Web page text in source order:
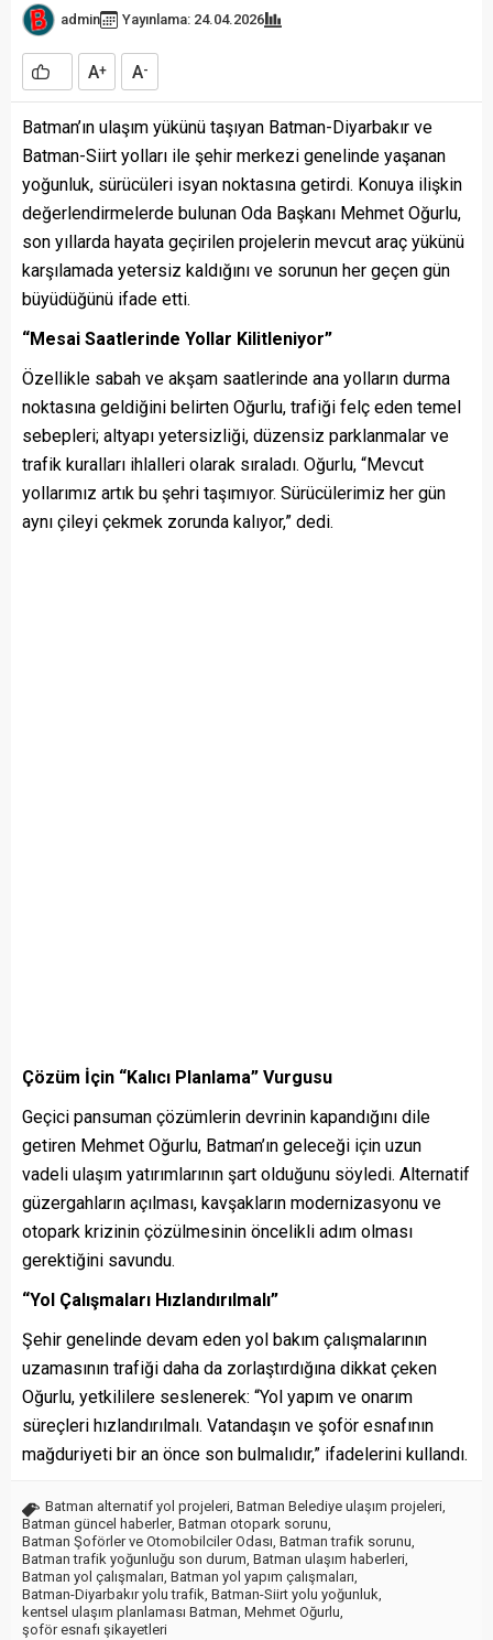
admin Yayınlama: 24.04.2026
A+ A-
Batman’ın ulaşım yükünü taşıyan Batman-Diyarbakır ve
Batman-Siirt yolları ile şehir merkezi genelinde yaşanan
yoğunluk, sürücüleri isyan noktasına getirdi. Konuya ilişkin
değerlendirmelerde bulunan Oda Başkanı Mehmet Oğurlu,
son yıllarda hayata geçirilen projelerin mevcut araç yükünü
karşılamada yetersiz kaldığını ve sorunun her geçen gün
büyüdüğünü ifade etti.
“Mesai Saatlerinde Yollar Kilitleniyor”
Özellikle sabah ve akşam saatlerinde ana yolların durma
noktasına geldiğini belirten Oğurlu, trafiği felç eden temel
sebepleri; altyapı yetersizliği, düzensiz parklanmalar ve
trafik kuralları ihlalleri olarak sıraladı. Oğurlu, “Mevcut
yollarımız artık bu şehri taşımıyor. Sürücülerimiz her gün
aynı çileyi çekmek zorunda kalıyor,” dedi.
Çözüm İçin “Kalıcı Planlama” Vurgusu
Geçici pansuman çözümlerin devrinin kapandığını dile
getiren Mehmet Oğurlu, Batman’ın geleceği için uzun
vadeli ulaşım yatırımlarının şart olduğunu söyledi. Alternatif
güzergahların açılması, kavşakların modernizasyonu ve
otopark krizinin çözülmesinin öncelikli adım olması
gerektiğini savundu.
“Yol Çalışmaları Hızlandırılmalı”
Şehir genelinde devam eden yol bakım çalışmalarının
uzamasının trafiği daha da zorlaştırdığına dikkat çeken
Oğurlu, yetkililere seslenerek: “Yol yapım ve onarım
süreçleri hızlandırılmalı. Vatandaşın ve şoför esnafının
mağduriyeti bir an önce son bulmalıdır,” ifadelerini kullandı.
Batman alternatif yol projeleri, Batman Belediye ulaşım projeleri,
Batman güncel haberler, Batman otopark sorunu,
Batman Şoförler ve Otomobilciler Odası, Batman trafik sorunu,
Batman trafik yoğunluğu son durum, Batman ulaşım haberleri,
Batman yol çalışmaları, Batman yol yapım çalışmaları,
Batman-Diyarbakır yolu trafik, Batman-Siirt yolu yoğunluk,
kentsel ulaşım planlaması Batman, Mehmet Oğurlu,
şoför esnafı şikayetleri